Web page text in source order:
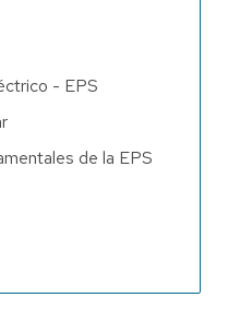
- EPS
de la EPS